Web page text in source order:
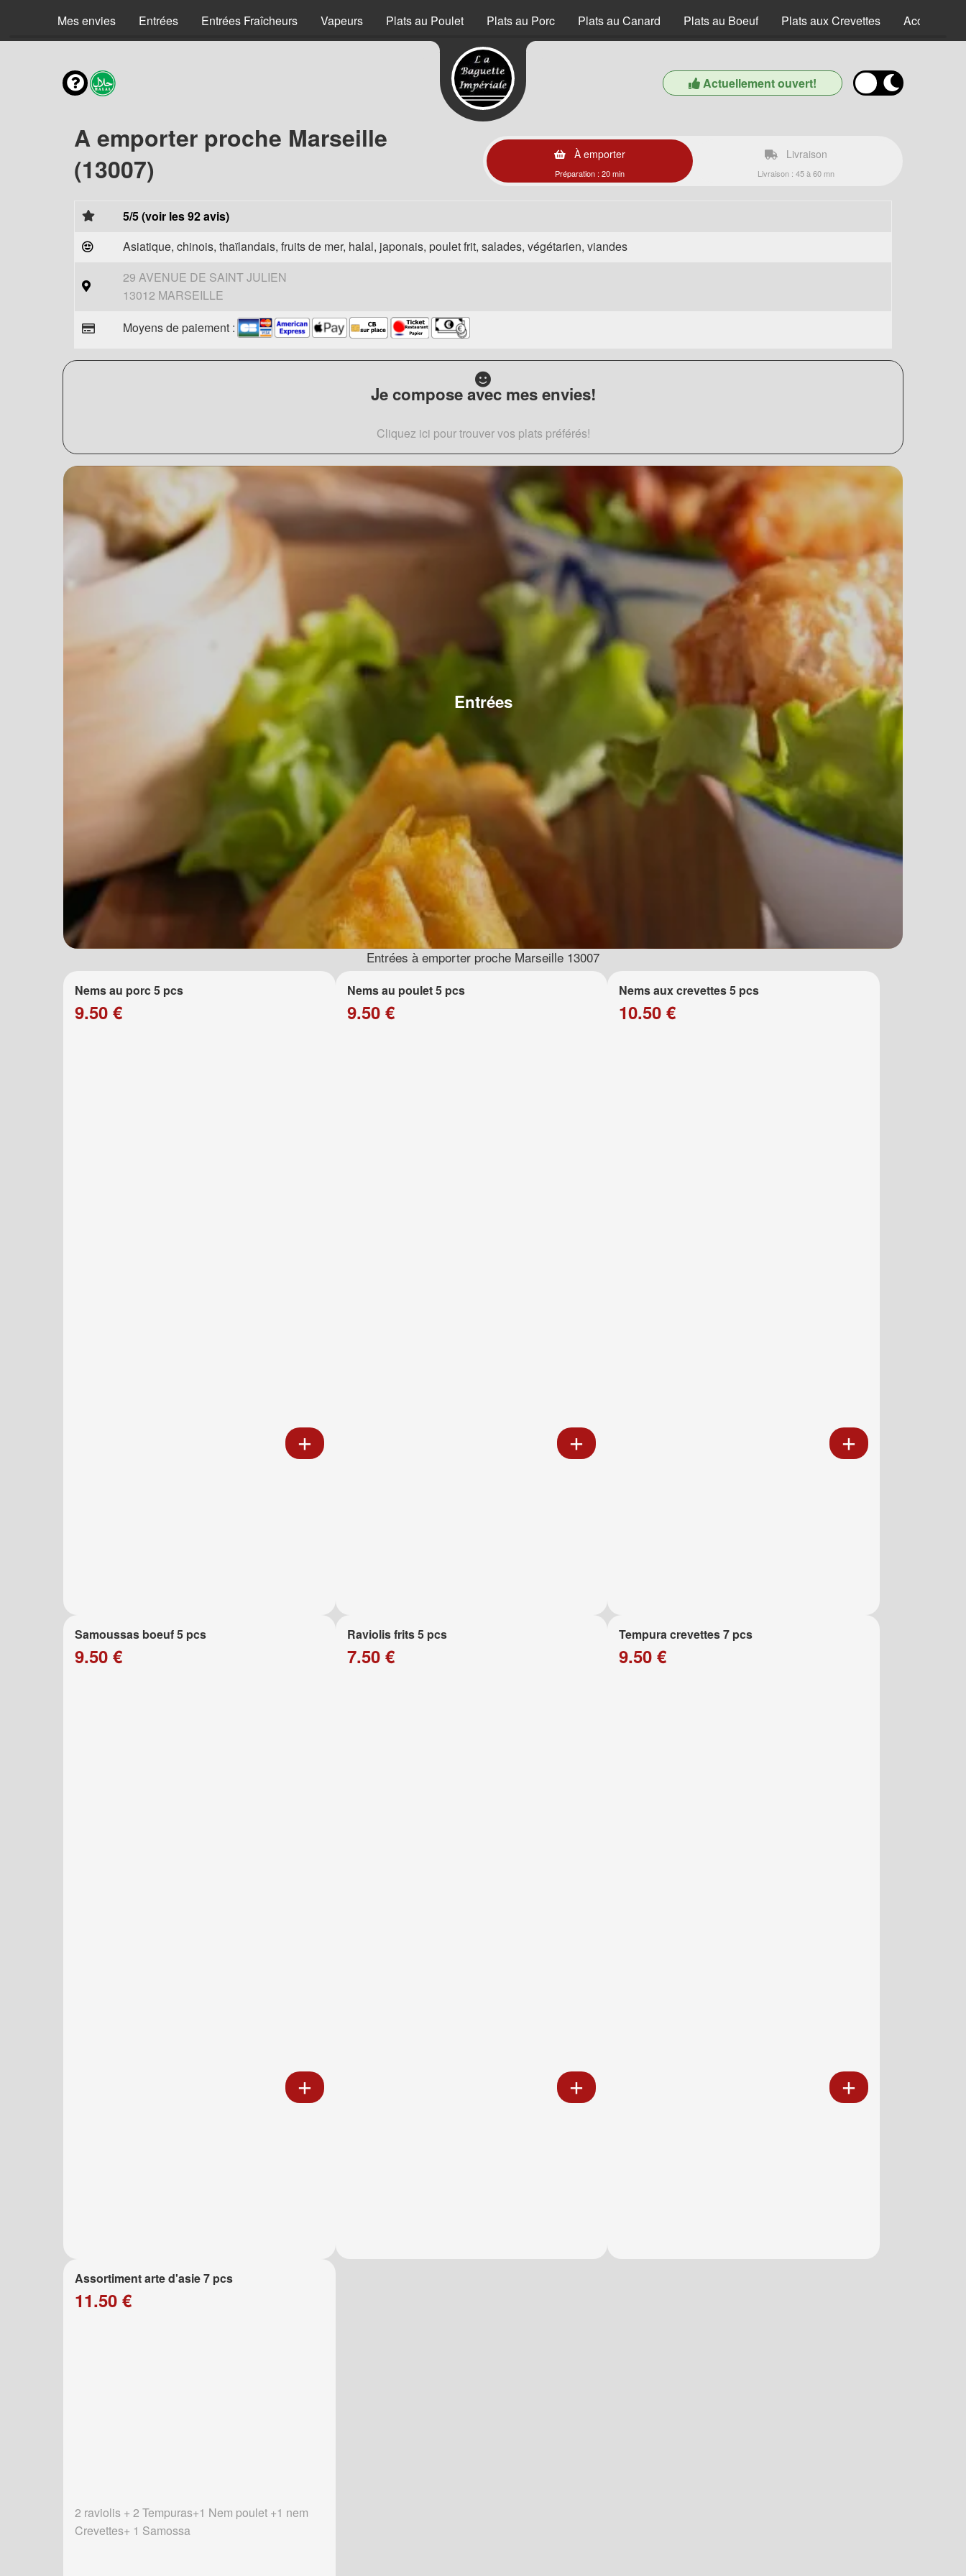
Mes envies Entrées Entrées Fraîcheurs Vapeurs Plats au Poulet Plats au Porc Plats au Canard Plats au Boeuf Plats aux Crevettes
Actuellement ouvert!
A emporter proche Marseille
(13007)
À emporter
Préparation : 20 min
Livraison
Livraison : 45 à 60 mn
5/5 (voir les 92 avis)
Asiatique, chinois, thaïlandais, fruits de mer, halal, japonais, poulet frit, salades, végétarien, viandes
29 AVENUE DE SAINT JULIEN
13012 MARSEILLE
Moyens de paiement :
Je compose avec mes envies!
Cliquez ici pour trouver vos plats préférés!
Entrées
Entrées à emporter proche Marseille 13007
Nems au porc 5 pcs
9.50 €
Nems au poulet 5 pcs
9.50 €
Nems aux crevettes 5 pcs
10.50 €
Samoussas boeuf 5 pcs
9.50 €
Raviolis frits 5 pcs
7.50 €
Tempura crevettes 7 pcs
9.50 €
Assortiment arte d'asie 7 pcs
11.50 €
2 raviolis + 2 Tempuras+1 Nem poulet +1 nem
Crevettes+ 1 Samossa